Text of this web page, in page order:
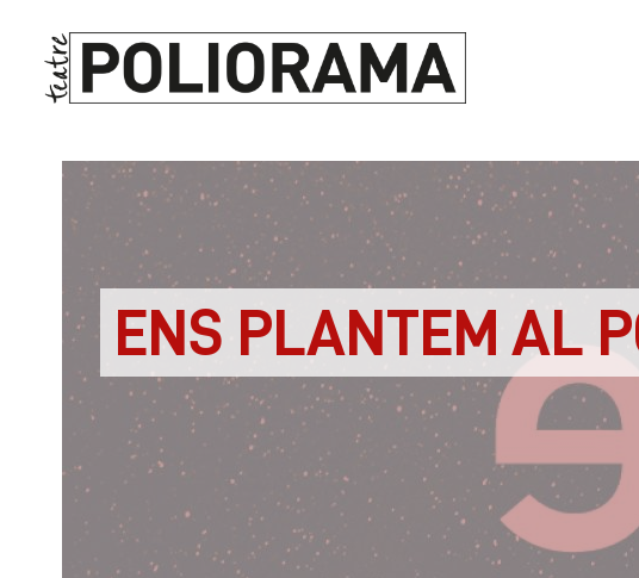
ENS PLANTEM AL